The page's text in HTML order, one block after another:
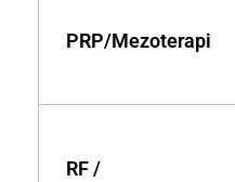
PRP/Mezoterapi
RF /